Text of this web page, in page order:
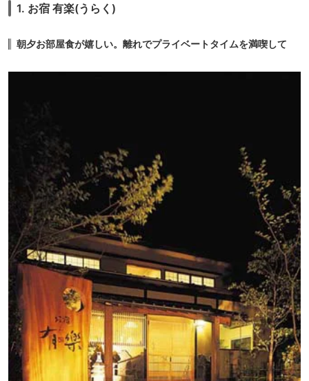
1. お宿 有楽(うらく)
朝夕お部屋食が嬉しい。離れでプライベートタイムを満喫して